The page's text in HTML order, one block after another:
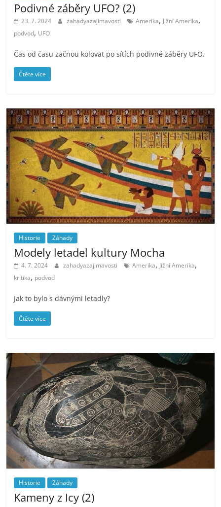
Podivné záběry UFO? (2)
23. 7. 2024 zahadyazajimavosti Amerika, Jižní Amerika,
podvod, UFO
Čas od času začnou kolovat po sítích podivné záběry UFO.
Čtěte více
Historie Záhady
Modely letadel kultury Mocha
4. 7. 2024 zahadyazajimavosti Amerika, Jižní Amerika,
kritika, podvod
Jak to bylo s dávnými letadly?
Čtěte více
Historie Záhady
Kameny z Icy (2)